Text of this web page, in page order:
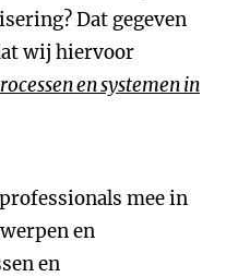
Dat gegeven
wij hiervoor
en systemen in
mee in
en
en